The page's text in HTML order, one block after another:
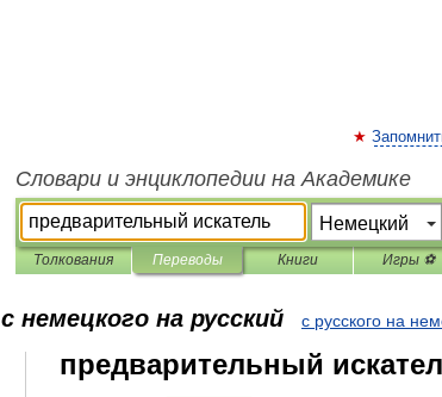
Словари и энциклопедии на Академике
Толкования Переводы Книги Игры ⚽
с немецкого на русский с русского на
предварительный